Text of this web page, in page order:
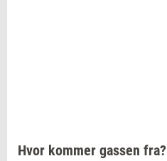
Hvor kommer gassen fra?